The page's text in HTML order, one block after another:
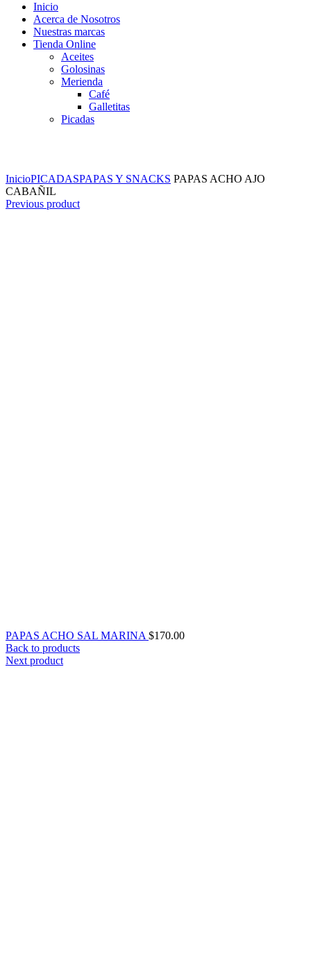
Inicio
Acerca de Nosotros
Nuestras marcas
Tienda Online
Aceites
Golosinas
Merienda
Café
Galletitas
Picadas
InicioPICADASPAPAS Y SNACKS PAPAS ACHO AJO
CABAÑIL
Previous product
PAPAS ACHO SAL MARINA $170.00
Back to products
Next product